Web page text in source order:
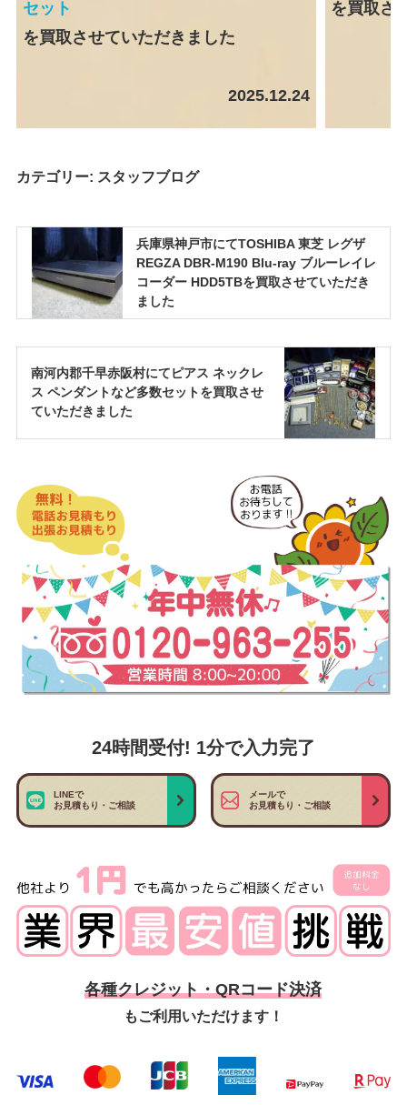
セット
を買取させていただきました
2025.12.24
を買取さ
カテゴリー: スタッフブログ
兵庫県神戸市にてTOSHIBA 東芝 レグザ
REGZA DBR-M190 Blu-ray ブルーレイレ
コーダー HDD5TBを買取させていただき
ました
南河内郡千早赤阪村にてピアス ネックレ
ス ペンダントなど多数セットを買取させ
ていただきました
24時間受付! 1分で入力完了
LINEで
お見積もり・ご相談
メールで
お見積もり・ご相談
各種クレジット・QRコード決済
もご利用いただけます！